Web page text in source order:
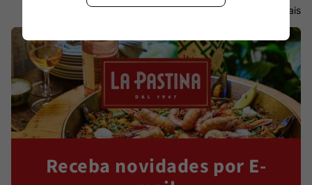
Ver Mais
Receba novidades por E-